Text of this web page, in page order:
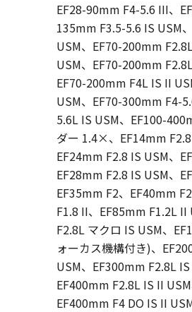
EF28-90mm F4-5.6 III、
135mm F3.5-5.6 IS USM
USM、EF70-200mm
USM、EF70-200mm
EF70-200mm F4L IS II
USM、EF70-300mm F4-
5.6L IS USM、EF100-
ダー 1.4×、EF14mm
EF24mm F2.8 IS USM、
EF28mm F2.8 IS USM、
EF35mm F2、EF40mm
F1.8 II、EF85mm F1.2L
F2.8L マクロ IS USM、
ォーカス機構付き)、
USM、EF300mm F2.8L
EF400mm F2.8L IS II
EF400mm F4 DO IS II